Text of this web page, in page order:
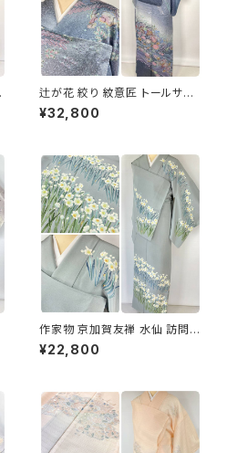
辻が花 絞り 紋意匠 トールサイ
ズ 金彩 訪問着 正絹 袷 青 ブル
ー 紫 1273
¥32,800
作家物 京加賀友禅 水仙 訪問着
正絹 袷 浅葱鼠 青緑 グレー 白
1157
¥22,800